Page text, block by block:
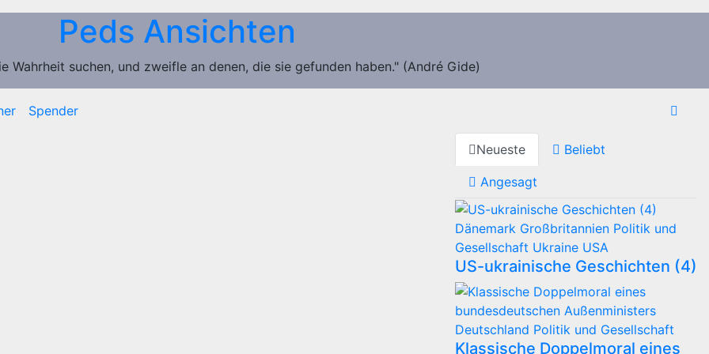
Peds Ansichten
Wahrheit suchen, und zweifle an denen, die sie gefunden haben." (André Gide)
Spender
Neueste Beliebt
Angesagt
Dänemark Großbritannien Politik und
Gesellschaft Ukraine USA
US-ukrainische Geschichten (4)
Deutschland Politik und Gesellschaft
Klassische Doppelmoral eines